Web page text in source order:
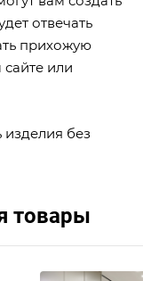
отвечать
прихожую
сайте или
без
товары